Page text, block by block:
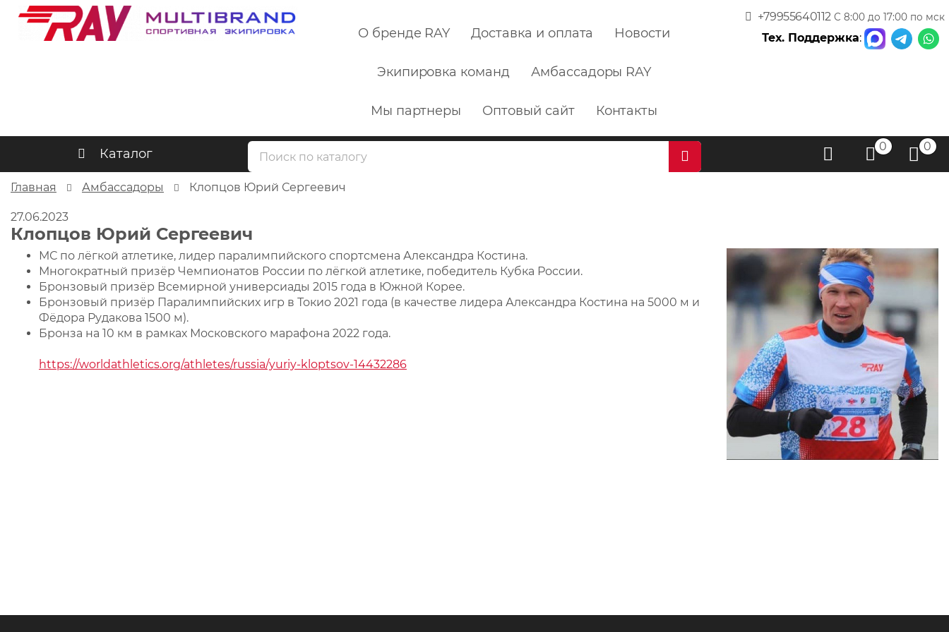
О бренде RAY Доставка и оплата Новости
Экипировка команд Амбассадоры RAY
Мы партнеры Оптовый сайт Контакты
+79955640112 С 8:00 до 17:00 по мск
Тех. Поддержка:
Каталог 0 0
Главная Амбассадоры Клопцов Юрий Сергеевич
27.06.2023
Клопцов Юрий Сергеевич
МС по лёгкой атлетике, лидер паралимпийского спортсмена Александра Костина.
Многократный призёр Чемпионатов России по лёгкой атлетике, победитель Кубка России.
Бронзовый призёр Всемирной универсиады 2015 года в Южной Корее.
Бронзовый призёр Паралимпийских игр в Токио 2021 года (в качестве лидера Александра Костина на 5000 м и
Фёдора Рудакова 1500 м).
Бронза на 10 км в рамках Московского марафона 2022 года.
https://worldathletics.org/athletes/russia/yuriy-kloptsov-14432286